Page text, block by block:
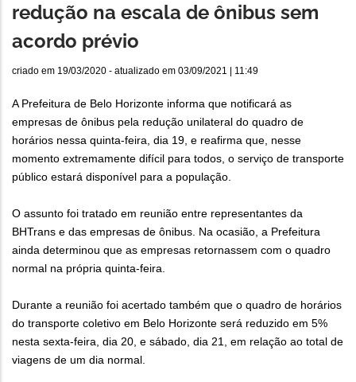
redução na escala de ônibus sem
acordo prévio
criado em 19/03/2020 - atualizado em 03/09/2021 | 11:49
A Prefeitura de Belo Horizonte informa que notificará as
empresas de ônibus pela redução unilateral do quadro de
horários nessa quinta-feira, dia 19, e reafirma que, nesse
momento extremamente difícil para todos, o serviço de transporte
público estará disponível para a população.
O assunto foi tratado em reunião entre representantes da
BHTrans e das empresas de ônibus. Na ocasião, a Prefeitura
ainda determinou que as empresas retornassem com o quadro
normal na própria quinta-feira.
Durante a reunião foi acertado também que o quadro de horários
do transporte coletivo em Belo Horizonte será reduzido em 5%
nesta sexta-feira, dia 20, e sábado, dia 21, em relação ao total de
viagens de um dia normal.